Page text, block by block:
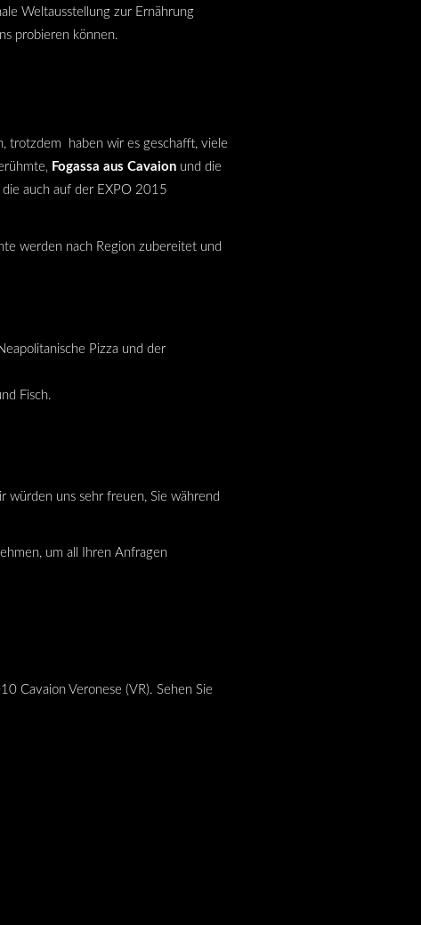
Weltausstellung zur Ernährung
probieren können.
trotzdem haben wir es geschafft, viele
Fogassa aus Cavaionund die
auch auf der EXPO 2015
werden nach Region zubereitet und
Pizza und der
Fisch.
würden uns sehr freuen, Sie während
um all Ihren Anfragen
Cavaion Veronese (VR). Sehen Sie